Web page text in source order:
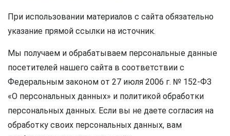
При использовании материалов с сайта обязательно
указание прямой ссылки на источник.
Мы получаем и обрабатываем персональные данные
посетителей нашего сайта в соответствии с
Федеральным законом от 27 июля 2006 г. № 152-ФЗ
«О персональных данных» и политикой обработки
персональных данных. Если вы не даете согласия на
обработку своих персональных данных, вам